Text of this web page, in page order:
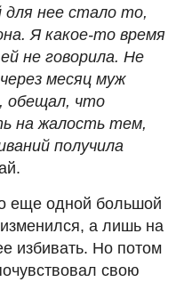
для нее стало то,
Я какое-то время
не говорила. Не
месяц муж
обещал, что
на жалость тем,
получила
еще одной большой
а лишь на
избивать. Но потом
свою